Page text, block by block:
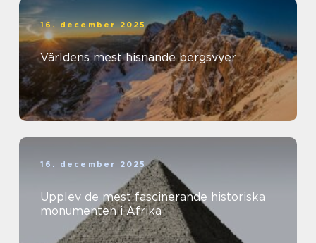
16. december 2025
Världens mest hisnande bergsvyer
16. december 2025
Upplev de mest fascinerande historiska
monumenten i Afrika